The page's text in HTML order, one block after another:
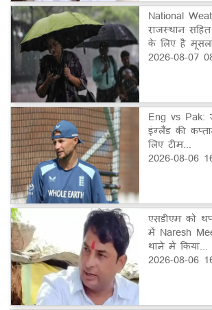
National
राजस्थान
के लिए है
2026-08-07
Eng vs
इंग्लैंड की
लिए टीम...
2026-08-06
एसडीएम को
में Naresh
थाने में किया...
2026-08-06